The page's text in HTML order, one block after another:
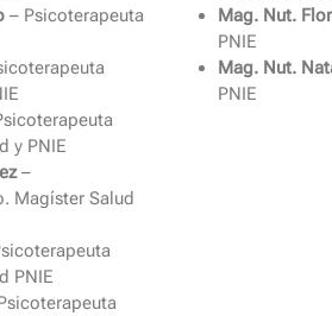
– Psicoterapeuta
y PNIE
–
Magíster Salud
PNIE
Mag. Nut.
PNIE
Mag. Nut.
PNIE